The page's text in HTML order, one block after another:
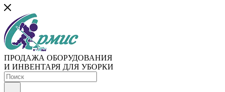
ПРОДАЖА ОБОРУДОВАНИЯ
И ИНВЕНТАРЯ ДЛЯ УБОРКИ